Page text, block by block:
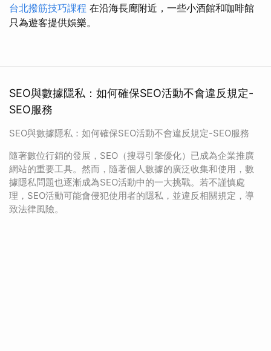
台北撥筋技巧課程 在沿海長廊附近，一些小酒館和咖啡館
只為遊客提供娛樂。
SEO與數據隱私：如何確保SEO活動不會違反規定-
SEO服務
SEO與數據隱私：如何確保SEO活動不會違反規定-SEO服務
隨著數位行銷的發展，SEO（搜尋引擎優化）已成為企業推廣
網站的重要工具。然而，隨著個人數據的廣泛收集和使用，數
據隱私問題也逐漸成為SEO活動中的一大挑戰。若不謹慎處
理，SEO活動可能會侵犯使用者的隱私，並違反相關規定，導
致法律風險。